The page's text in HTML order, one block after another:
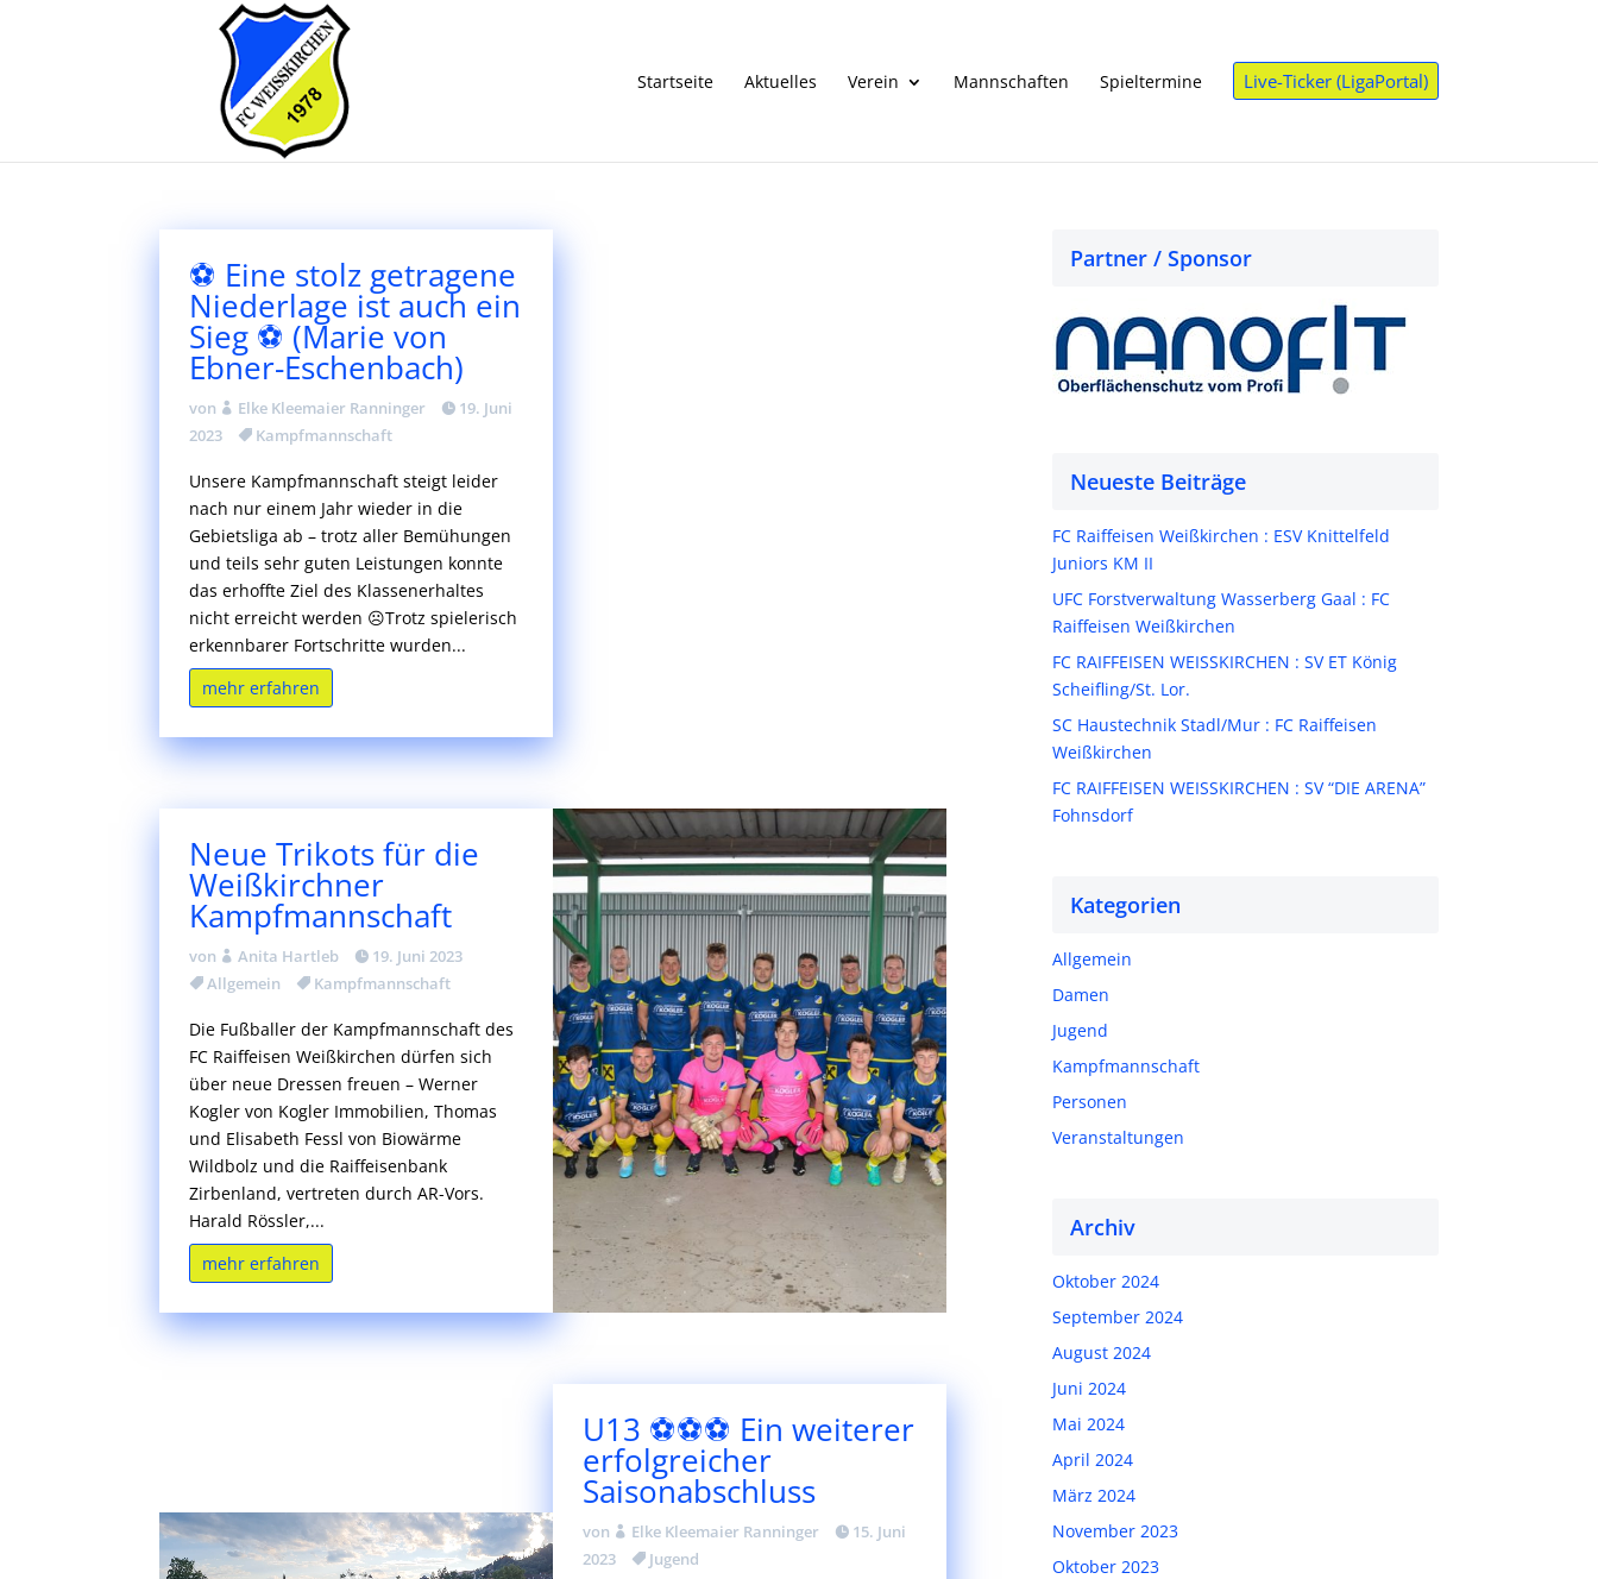
Startseite Aktuelles Verein Mannschaften Spieltermine Live-Ticker (LigaPortal)
⚽ Eine stolz getragene
Niederlage ist auch ein
Sieg ⚽ (Marie von
Ebner-Eschenbach)
von Elke Kleemaier Ranninger
19. Juni
2023
Kampfmannschaft
Unsere Kampfmannschaft steigt leider
nach nur einem Jahr wieder in die
Gebietsliga ab – trotz aller Bemühungen
und teils sehr guten Leistungen konnte
das erhoffte Ziel des Klassenerhaltes
nicht erreicht werden ☹Trotz spielerisch
erkennbarer Fortschritte wurden...
mehr erfahren
Neue Trikots für die
Weißkirchner
Kampfmannschaft
von Anita Hartleb
19. Juni 2023
Allgemein
Kampfmannschaft
Die Fußballer der Kampfmannschaft des
FC Raiffeisen Weißkirchen dürfen sich
über neue Dressen freuen – Werner
Kogler von Kogler Immobilien, Thomas
und Elisabeth Fessl von Biowärme
Wildbolz und die Raiffeisenbank
Zirbenland, vertreten durch AR-Vors.
Harald Rössler,...
mehr erfahren
Video-
Player
U13 ⚽⚽⚽ Ein weiterer
erfolgreicher
Saisonabschluss
von Elke Kleemaier Ranninger
15. Juni
2023
Jugend
Partner / Sponsor
Neueste Beiträge
FC Raiffeisen Weißkirchen : ESV Knittelfeld
Juniors KM II
UFC Forstverwaltung Wasserberg Gaal : FC
Raiffeisen Weißkirchen
FC RAIFFEISEN WEISSKIRCHEN : SV ET König
Scheifling/St. Lor.
SC Haustechnik Stadl/Mur : FC Raiffeisen
Weißkirchen
FC RAIFFEISEN WEISSKIRCHEN : SV “DIE ARENA”
Fohnsdorf
Kategorien
Allgemein
Damen
Jugend
Kampfmannschaft
Personen
Veranstaltungen
Archiv
Oktober 2024
September 2024
August 2024
Juni 2024
Mai 2024
April 2024
März 2024
November 2023
Oktober 2023